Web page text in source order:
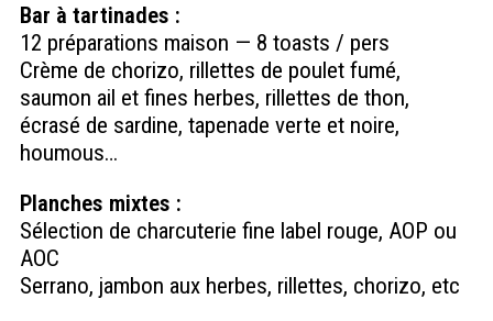
Bar à tartinades :
12 préparations maison — 8 toasts / pers
Crème de chorizo, rillettes de poulet fumé,
saumon ail et fines herbes, rillettes de thon,
écrasé de sardine, tapenade verte et noire,
houmous…
Planches mixtes :
Sélection de charcuterie fine label rouge, AOP ou
AOC
Serrano, jambon aux herbes, rillettes, chorizo, etc